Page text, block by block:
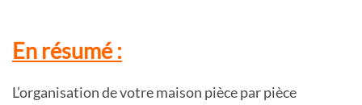
En résumé :
L’organisation de votre maison pièce par pièce